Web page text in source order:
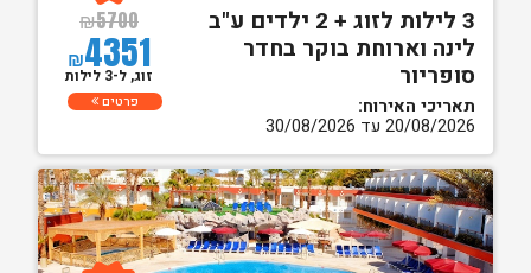
3 לילות לזוג + 2 ילדים ע"ב
לינה וארוחת בוקר בחדר
סופריור
תאריכי האירוח:
20/08/2026 עד 30/08/2026
₪5700
₪4351
זוג, ל-3 לילות
פרטים